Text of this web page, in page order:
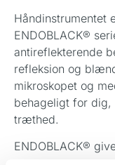
Håndinstrumentet
ENDOBLACK®
antireflekterende
refleksion og
mikroskopet og
behageligt for dig,
træthed.
ENDOBLACK®